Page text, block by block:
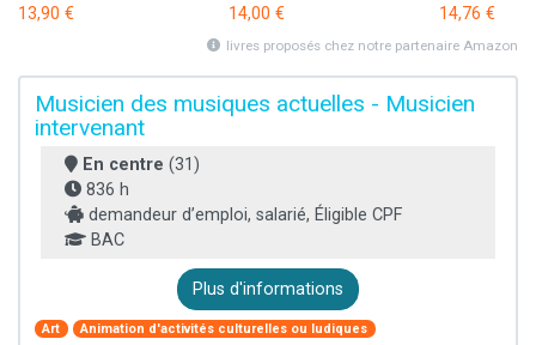
13,90 €
14,00 €
14,76 €
livres proposés chez notre partenaire Amazon
Musicien des musiques actuelles - Musicien
intervenant
En centre (31)
836 h
demandeur d’emploi, salarié, Éligible CPF
BAC
Plus d'informations
Art
Animation d'activités culturelles ou ludiques